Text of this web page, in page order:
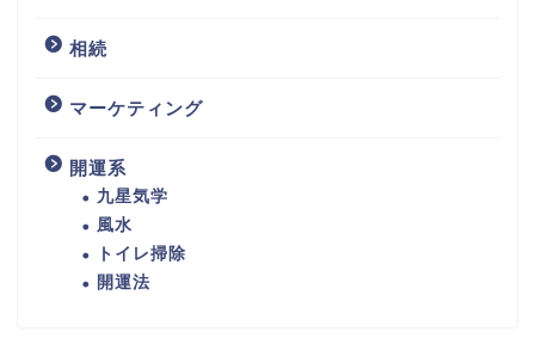
相続
マーケティング
開運系
九星気学
風水
トイレ掃除
開運法